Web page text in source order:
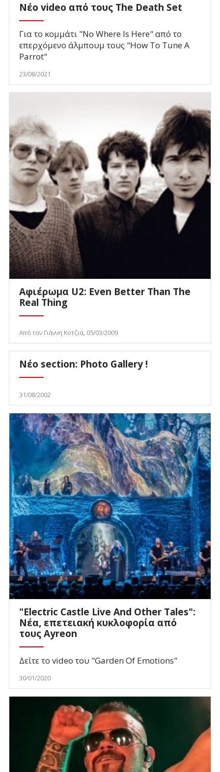
Νέο video από τους The Death Set
Για το κομμάτι "No Where Is Here" από το
επερχόμενο άλμπουμ τους "How To Tune A
Parrot"
23/08/2021
Αφιέρωμα U2: Even Better Than The
Real Thing
Από τον Γιάννη Κοτζιά, 05/03/2009
Νέο section: Photo Gallery !
31/08/2002
"Electric Castle Live And Other Tales":
Νέα, επετειακή κυκλοφορία από
τους Ayreon
Δείτε το video του "Garden Οf Emotions"
30/01/2020